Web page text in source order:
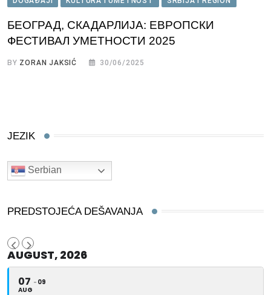
БЕОГРАД, СКАДАРЛИЈА: ЕВРОПСКИ
ФЕСТИВАЛ УМЕТНОСТИ 2025
BY ZORAN JAKSIĆ 30/06/2025
JEZIK
Serbian
PREDSTOJEĆA DEŠAVANJA
AUGUST, 2026
07
AUG
09